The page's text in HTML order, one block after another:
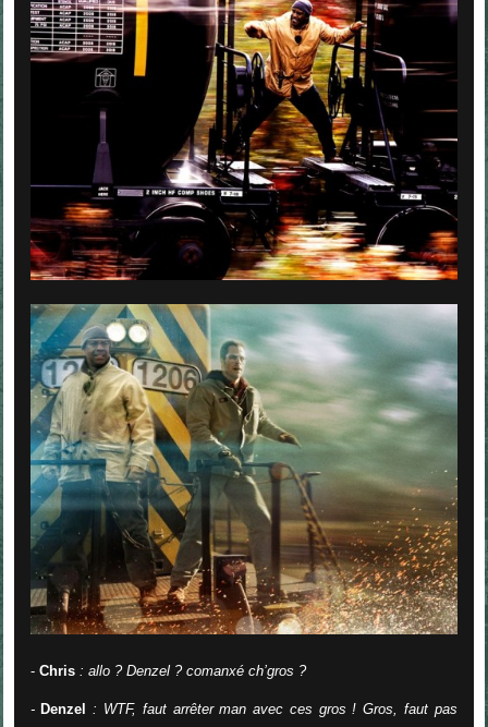
- Chris: allo ? Denzel ? comanxé ch’gros ?
-Denzel : WTF, faut arrêter man avec ces gros ! Gros, faut pas